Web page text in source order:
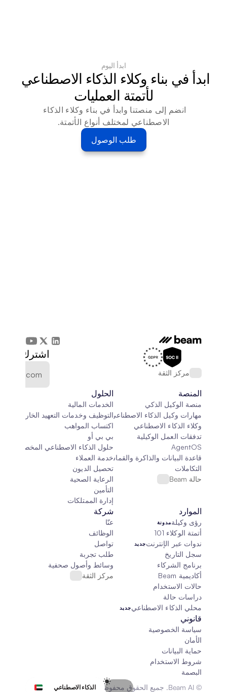
ابدأ اليوم
لأتمتة العمليات
الاصطناعي لمختلف أنواع الأتمتة.
طلب الوصول
مركز الثقة
اشترك في
المنصة
منصة الوكيل الذكي
مهارات وكيل الذكاء الاصطناعي
وكلاء الذكاء الاصطناعي
تدفقات العمل الوكيلية
AgentOS
قاعدة البيانات والذاكرة والقماش
التكاملات
حالة Beam
الحلول
الخدمات المالية
التوظيف وخدمات التعهيد الخارجي
اكتساب المواهب
بي بي أو
حلول الذكاء الاصطناعي المخصصة
خدمة العملاء
تحصيل الديون
الرعاية الصحية
التأمين
إدارة الممتلكات
الموارد
رؤى وكيلةمدونة
أتمتة الوكلاء 101
ندوات عبر الإنترنتجديد
سجل التاريخ
برنامج الشركاء
أكاديمية Beam
حالات الاستخدام
دراسات حالة
محلي الذكاء الاصطناعيجديد
شركة
عنّا
الوظائف
تواصل
طلب تجربة
وسائط وأصول صحفية
مركز الثقة
قانوني
سياسة الخصوصية
الأمان
حماية البيانات
شروط الاستخدام
البصمة
© Beam AI. جميع الحقوق محفوظة 2026
Select Language
الذكاء الاصطناعي